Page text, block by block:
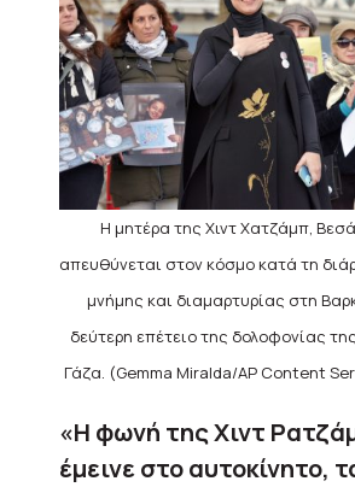
Η μητέρα της Χιντ Χατζάμπ,
απευθύνεται στον κόσμο κατά τη
μνήμης και διαμαρτυρίας στη
δεύτερη επέτειο της δολοφονίας
Γάζα. (Gemma Miralda/AP Content
«Η φωνή της Χιντ
έμεινε στο αυτοκίνητο,